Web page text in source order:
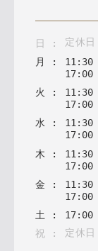
日 :
定休日
月
: 11 : 30
17: 00
火
: 11 : 30
17: 00
水 : 11: 30
17: 00
木 : 11 : 30
17: 00
金 : 11 : 30
17: 00
土 : 17: 00
祝 : 定休日